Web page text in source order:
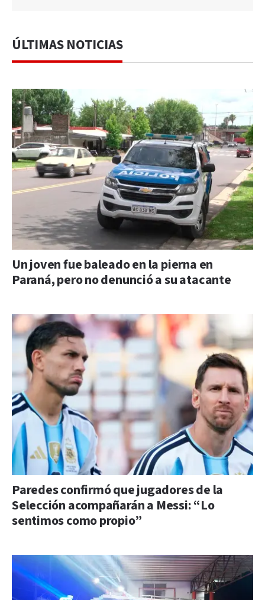
ÚLTIMAS NOTICIAS
Un joven fue baleado en la pierna en
Paraná, pero no denunció a su atacante
Paredes confirmó que jugadores de la
Selección acompañarán a Messi: “Lo
sentimos como propio”